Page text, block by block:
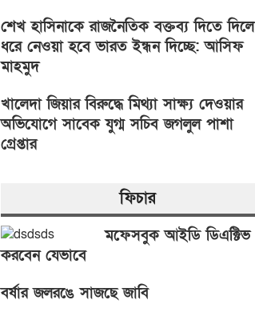
শেখ হাসিনাকে রাজনৈতিক বক্তব্য দিতে দিলে
ধরে নেওয়া হবে ভারত ইন্ধন দিচ্ছে: আসিফ
মাহমুদ
খালেদা জিয়ার বিরুদ্ধে মিথ্যা সাক্ষ্য দেওয়ার
অভিযোগে সাবেক যুগ্ম সচিব জগলুল পাশা
গ্রেপ্তার
ফিচার
মফেসবুক আইডি ডিএক্টিভ
করবেন যেভাবে
বর্ষার জলরঙে সাজছে জাবি